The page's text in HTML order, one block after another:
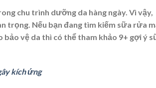
chu trình dưỡng da hàng ngày. Vì vậy,
trọng. Nếu bạn đang tìm kiếm sữa rửa
bảo vệ da thì có thể tham khảo 9+ gợi ý
kích ứng